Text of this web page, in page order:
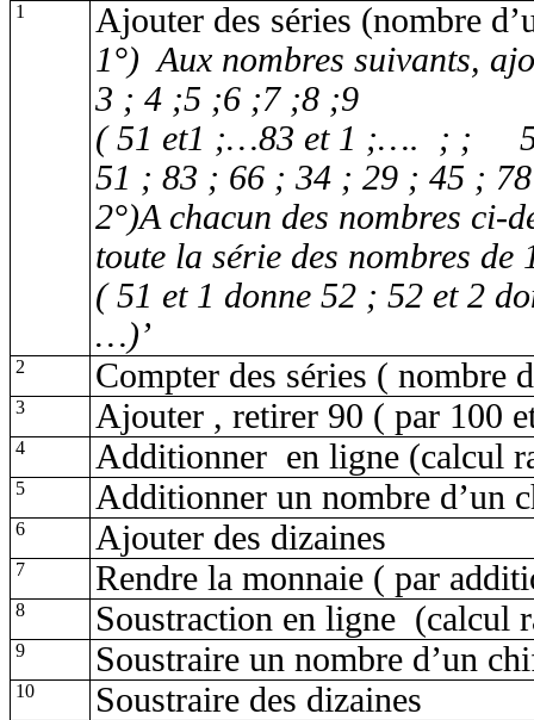
1
Ajouter des séries (nombre
1°) Aux nombres suivants,
3 ; 4 ;5 ;6 ;7 ;8 ;9
( 51 et1 ;…83 et 1 ;…. ; ;
51 ; 83 ; 66 ; 34 ; 29 ; 45 ;
2°)A chacun des nombres ci-
toute la série des nombres de
( 51 et 1 donne 52 ; 52 et 2
…)’
2 Compter des séries ( nombre
3 Ajouter , retirer 90 ( par 100
4 Additionner en ligne (calcul
5 Additionner un nombre d’un
6 Ajouter des dizaines
7 Rendre la monnaie ( par
8 Soustraction en ligne (calcul
9 Soustraire un nombre d’un
10 Soustraire des dizaines